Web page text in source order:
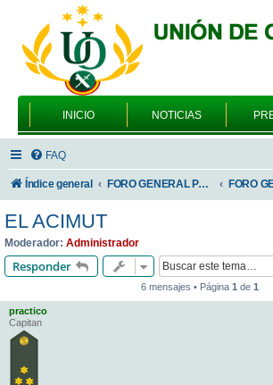
INICIO NOTICIAS
FAQ
Índice general FORO GENERAL PARA TODOS LOS USUARIOS
EL ACIMUT
Moderador: Administrador
Responder
6 mensajes • Página 1 de 1
practico
Capitan